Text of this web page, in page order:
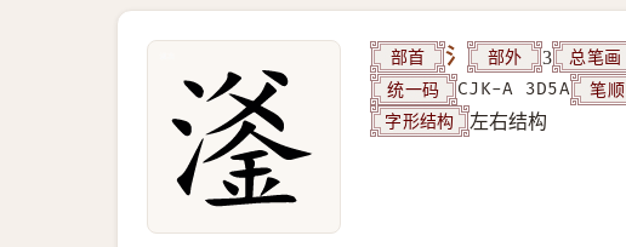
部首 氵 部外 3 总笔画
统一码 CJK-A 3D5A 笔顺
字形结构 左右结构